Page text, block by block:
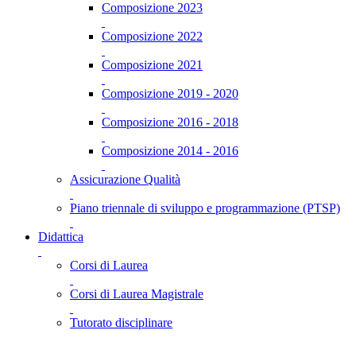
Composizione 2023
Composizione 2022
Composizione 2021
Composizione 2019 - 2020
Composizione 2016 - 2018
Composizione 2014 - 2016
Assicurazione Qualità
Piano triennale di sviluppo e programmazione (PTSP)
Didattica
Corsi di Laurea
Corsi di Laurea Magistrale
Tutorato disciplinare